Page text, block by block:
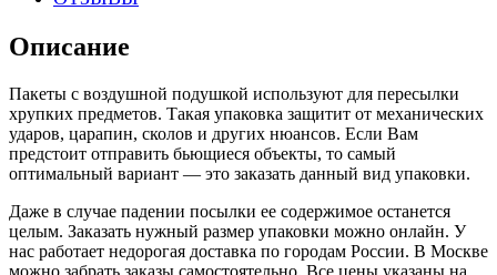
Описание
Пакеты с воздушной подушкой используют для пересылки
хрупких предметов. Такая упаковка защитит от механических
ударов, царапин, сколов и других нюансов. Если Вам
предстоит отправить бьющиеся объекты, то самый
оптимальный вариант — это заказать данный вид упаковки.
Даже в случае падении посылки ее содержимое останется
целым. Заказать нужный размер упаковки можно онлайн. У
нас работает недорогая доставка по городам России. В Москве
можно забрать заказы самостоятельно. Все цены указаны на